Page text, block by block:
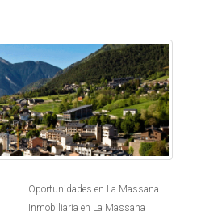
Oportunidades en La Massana
Inmobiliaria en La Massana